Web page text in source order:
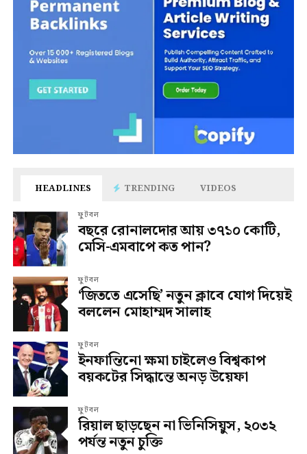
HEADLINES TRENDING VIDEOS
ফুটবল
বছরে রোনালদোর আয় ৩৭১০ কোটি,
মেসি-এমবাপে কত পান?
ফুটবল
‘জিততে এসেছি’ নতুন ক্লাবে যোগ দিয়েই
বললেন মোহাম্মদ সালাহ
ফুটবল
ইনফান্তিনো ক্ষমা চাইলেও বিশ্বকাপ
বয়কটের সিদ্ধান্তে অনড় উয়েফা
ফুটবল
রিয়াল ছাড়ছেন না ভিনিসিয়ুস, ২০৩২
পর্যন্ত নতুন চুক্তি